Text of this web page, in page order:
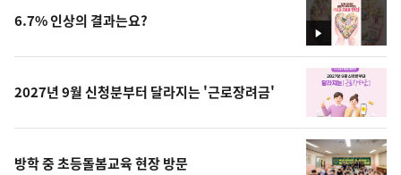
영
상
6.7% 인상의 결과는요?
2027년 9월 신청분부터 달라지는 '근로장려금'
방학 중 초등돌봄교육 현장 방문